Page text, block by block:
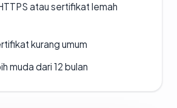
atau sertifikat lemah
kurang umum
muda dari 12 bulan